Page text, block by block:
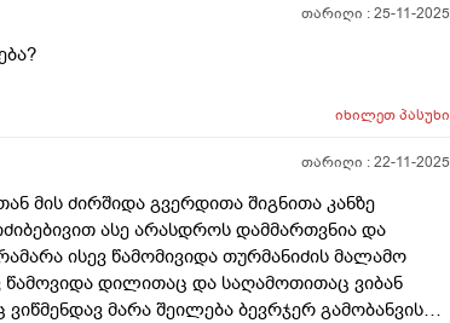
თარიღი :25-11-2025
იხილეთპასუხი
თარიღი :22-11-2025
მის ძირშიდა გვერდითა შიგნითა კანზე
ასე არასდროს დამმართვნია და
ისევ წამომივიდა თურმანიძის მალამო
წამოვიდა დილითაც და საღამოთითაც ვიბან
მარა შეილება ბევრჯერ გამობანვის